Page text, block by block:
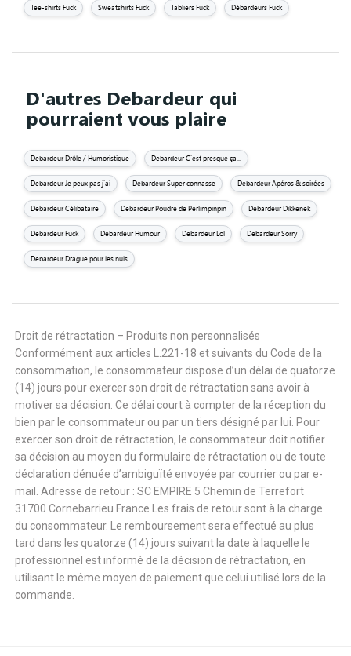
Tee-shirts Fuck Sweatshirts Fuck Tabliers Fuck Débardeurs Fuck
D'autres Debardeur qui
pourraient vous plaire
Debardeur Drôle / Humoristique Debardeur C'est presque ça...
Debardeur Je peux pas j'ai Debardeur Super connasse Debardeur Apéros & soirées
Debardeur Célibataire Debardeur Poudre de Perlimpinpin Debardeur Dikkenek
Debardeur Fuck Debardeur Humour Debardeur Lol Debardeur Sorry
Debardeur Drague pour les nuls
Droit de rétractation – Produits non personnalisés
Conformément aux articles L.221-18 et suivants du Code de la
consommation, le consommateur dispose d’un délai de quatorze
(14) jours pour exercer son droit de rétractation sans avoir à
motiver sa décision. Ce délai court à compter de la réception du
bien par le consommateur ou par un tiers désigné par lui. Pour
exercer son droit de rétractation, le consommateur doit notifier
sa décision au moyen du formulaire de rétractation ou de toute
déclaration dénuée d’ambiguïté envoyée par courrier ou par e-
mail. Adresse de retour : SC EMPIRE 5 Chemin de Terrefort
31700 Cornebarrieu France Les frais de retour sont à la charge
du consommateur. Le remboursement sera effectué au plus
tard dans les quatorze (14) jours suivant la date à laquelle le
professionnel est informé de la décision de rétractation, en
utilisant le même moyen de paiement que celui utilisé lors de la
commande.